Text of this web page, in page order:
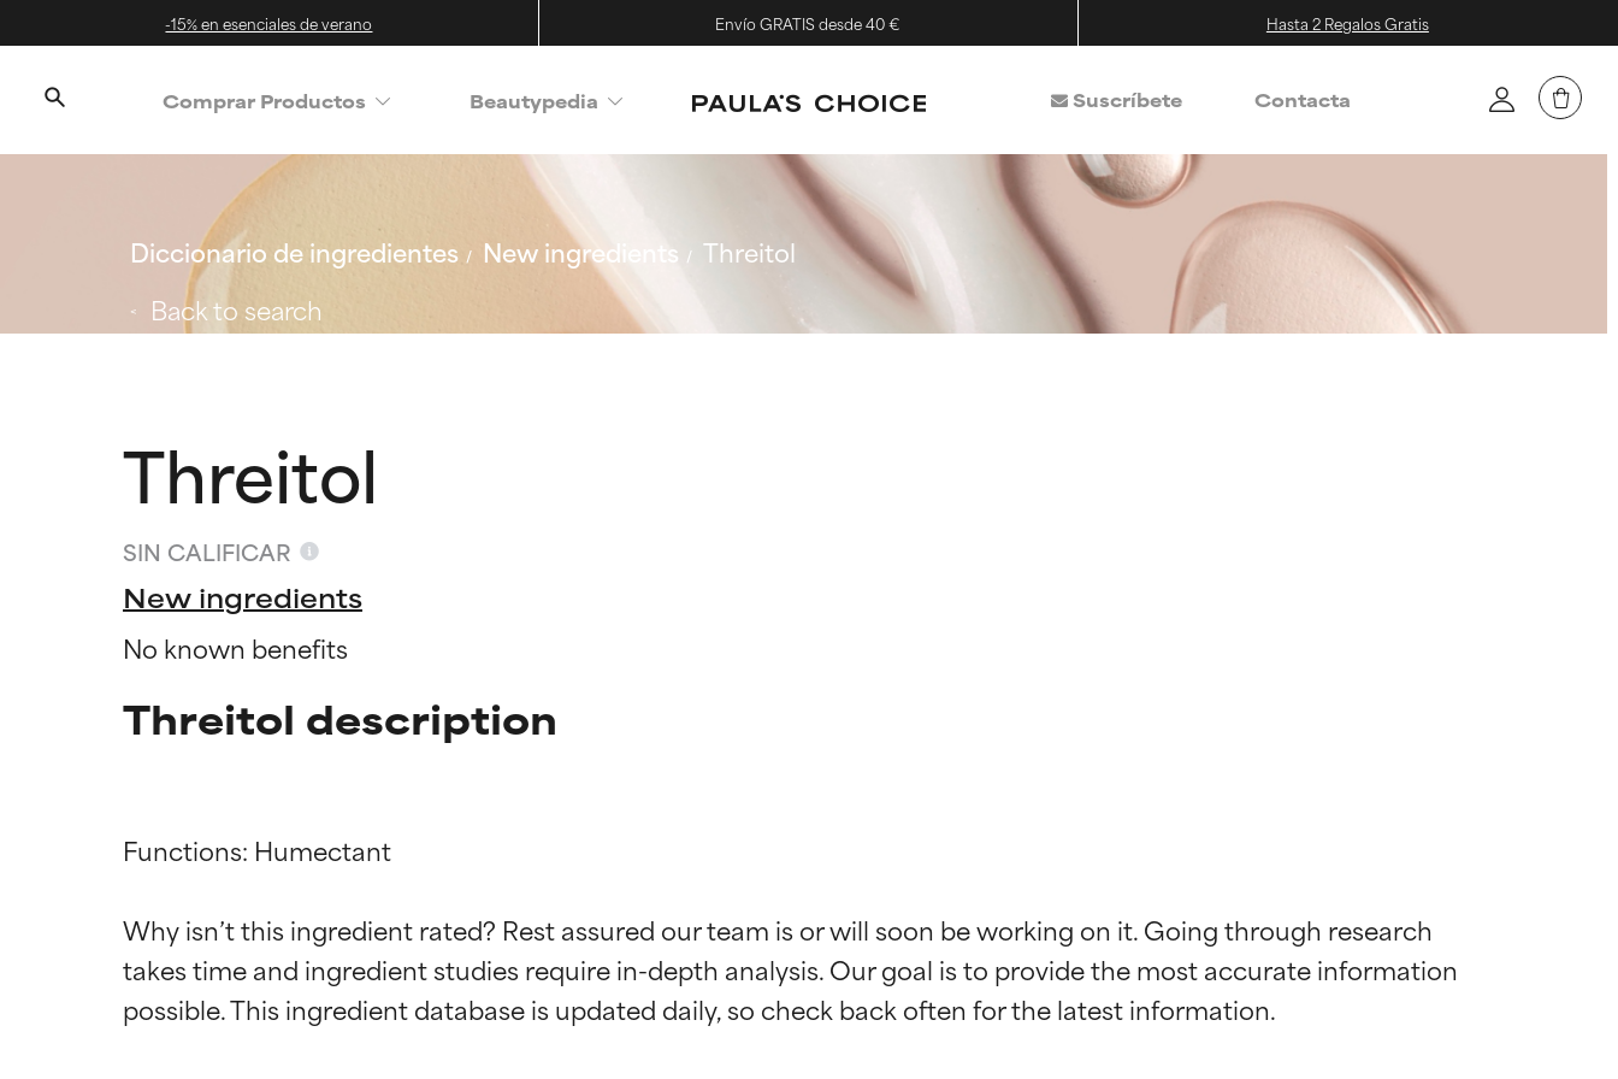
-15% en esenciales de verano Envío GRATIS desde 40 € Hasta 2 Regalos Gratis
Comprar Productos Beautypedia Suscríbete Contacta
Diccionario de ingredientes New ingredients
Threitol
Back to search
Threitol
SIN CALIFICAR
New ingredients
No known benefits
Threitol description
Functions: Humectant
Why isn’t this ingredient rated? Rest assured our team is or will soon be working on it. Going through research
takes time and ingredient studies require in-depth analysis. Our goal is to provide the most accurate information
Calificaciones de ingredientes
EXCELENTE
Calificaciones de ingredientes
EXCELENTE